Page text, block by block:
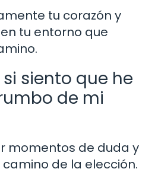
tu corazón y
tu entorno que
siento que he
de mi
momentos de duda y
de la elección.